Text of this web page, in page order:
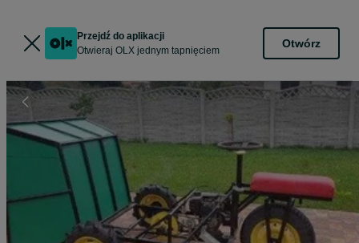
Przejdź do aplikacji
Otwieraj OLX jednym tapnięciem
Otwórz